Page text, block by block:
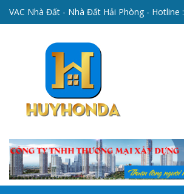
VAC Nhà Đất - Nhà Đất Hải Phòng - Hotline :